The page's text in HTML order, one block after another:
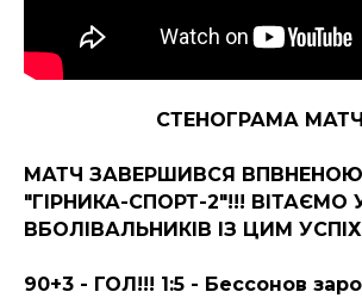
СТЕНОГРАМА
МАТЧ ЗАВЕРШИВСЯ
"ГІРНИКА-СПОРТ-2"!!! ВІТАЄМО
ВБОЛІВАЛЬНИКІВ ІЗ ЦИМ
90+3 - ГОЛ!!! 1:5 - Бессонов